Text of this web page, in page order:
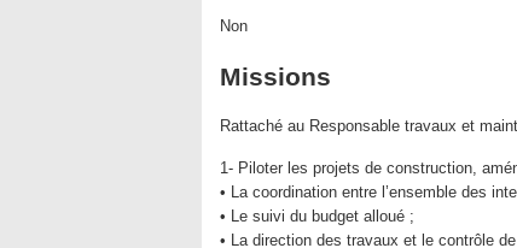
Non
Missions
Rattaché au Responsable travaux et
1- Piloter les projets de construction,
• La coordination entre l’ensemble des
• Le suivi du budget alloué ;
• La direction des travaux et le contrôle